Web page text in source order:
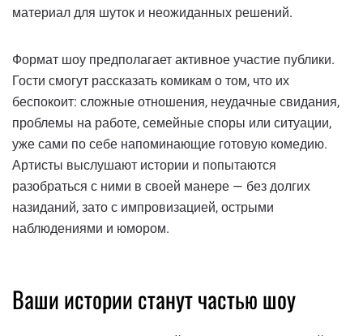
материал для шуток и неожиданных решений.
Формат шоу предполагает активное участие публики.
Гости смогут рассказать комикам о том, что их
беспокоит: сложные отношения, неудачные свидания,
проблемы на работе, семейные споры или ситуации,
уже сами по себе напоминающие готовую комедию.
Артисты выслушают истории и попытаются
разобраться с ними в своей манере — без долгих
назиданий, зато с импровизацией, острыми
наблюдениями и юмором.
Ваши истории станут частью шоу